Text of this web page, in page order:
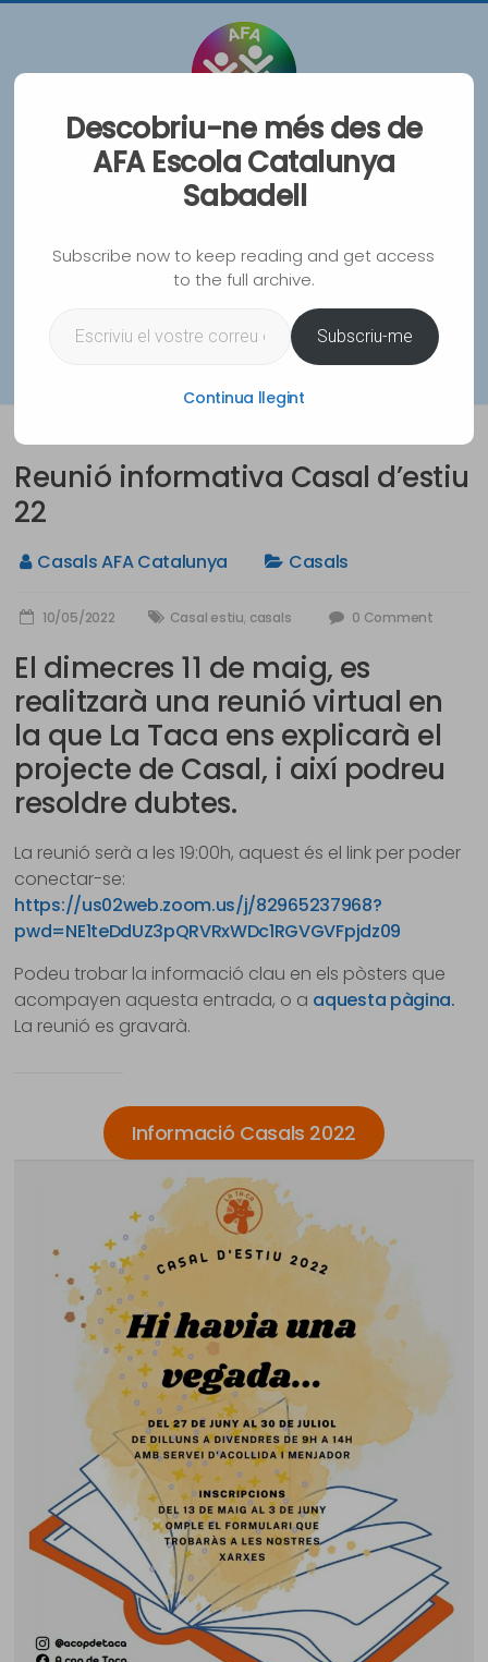
AFA Escola Catalunya
Sabadell
Associació de Famílies d'Alumnes de l'Escola
Catalunya de Sabadell
Menu
Reunió informativa Casal d’estiu
22
Casals AFA Catalunya Casals
10/05/2022 Casal estiu, casals 0 Comment
El dimecres 11 de maig, es
realitzarà una reunió virtual en
la que La Taca ens explicarà el
projecte de Casal, i així podreu
resoldre dubtes.
La reunió serà a les 19:00h, aquest és el link per poder
conectar-se:
https://us02web.zoom.us/j/82965237968?
pwd=NE1teDdUZ3pQRVRxWDc1RGVGVFpjdz09
Podeu trobar la informació clau en els pòsters que
acompayen aquesta entrada, o a aquesta pàgina.
La reunió es gravarà.
Informació Casals 2022
Descobriu-ne més des de
AFA Escola Catalunya
Sabadell
Subscribe now to keep reading and get access
to the full archive.
Subscriu-me
Continua llegint